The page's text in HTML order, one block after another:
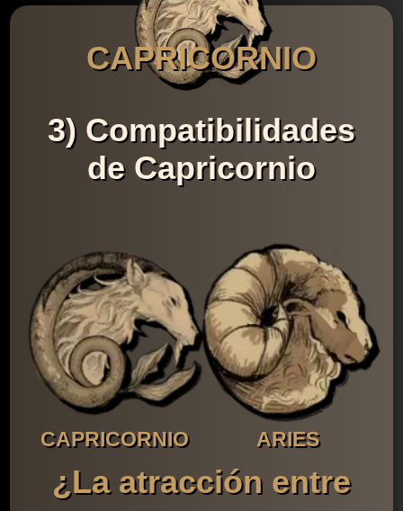
CAPRICORNIO
3) Compatibilidades
de Capricornio
CAPRICORNIO ARIES
¿La atracción entre